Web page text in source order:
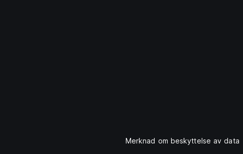
Merknad om beskyttelse av data